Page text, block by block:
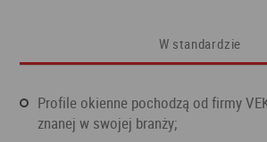
W standardzie
profile okienne pochodzą od firmy VEKA - sprawdzonej i
znanej w swojej branży;